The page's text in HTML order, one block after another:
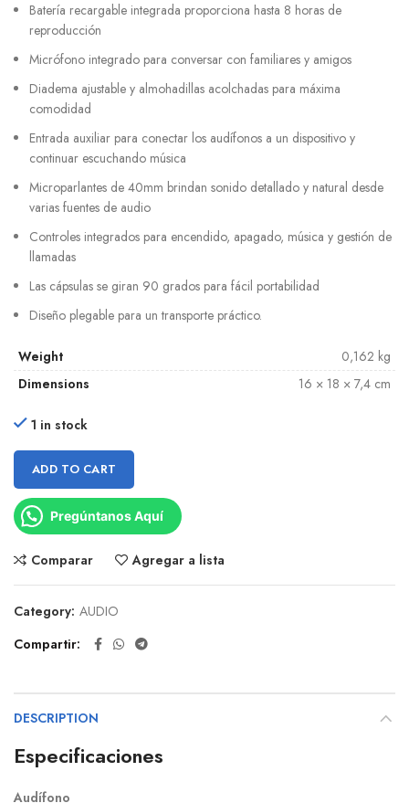
Batería recargable integrada proporciona hasta 8 horas de
reproducción
Micrófono integrado para conversar con familiares y amigos
Diadema ajustable y almohadillas acolchadas para máxima
comodidad
Entrada auxiliar para conectar los audífonos a un dispositivo y
continuar escuchando música
Microparlantes de 40mm brindan sonido detallado y natural desde
varias fuentes de audio
Controles integrados para encendido, apagado, música y gestión de
llamadas
Las cápsulas se giran 90 grados para fácil portabilidad
Diseño plegable para un transporte práctico.
Weight
0,162 kg
Dimensions
16 × 18 × 7,4 cm
1 in stock
ADD TO CART
Pregúntanos Aquí
Comparar Agregar a lista
Category: AUDIO
Compartir
DESCRIPTION
Especificaciones
Audífono